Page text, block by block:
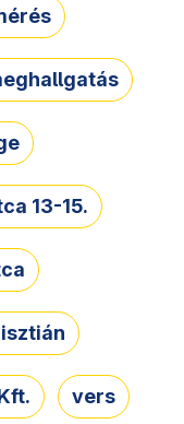
13-15.
vers